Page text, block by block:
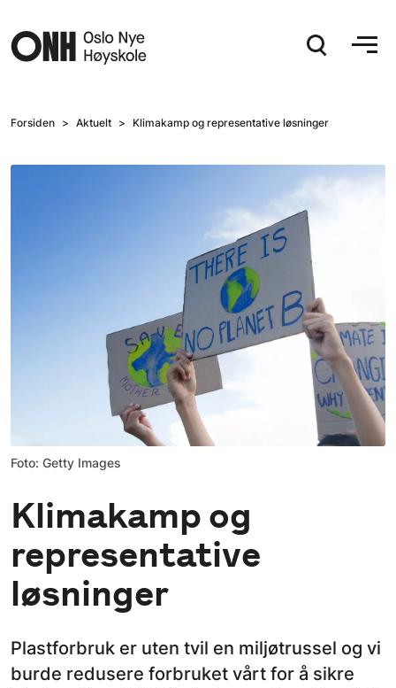
Forsiden Aktuelt Klimakamp og representative løsninger
Foto: Getty Images
Klimakamp og
representative
løsninger
Plastforbruk er uten tvil en miljøtrussel og vi
burde redusere forbruket vårt for å sikre